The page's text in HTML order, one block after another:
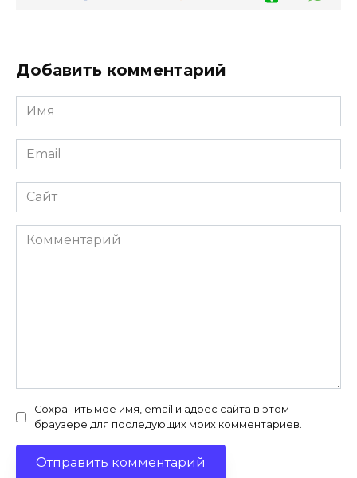
Добавить комментарий
Имя
*
Email
*
Сайт
Комментарий
Сохранить моё имя, email и адрес сайта в этом
браузере для последующих моих комментариев.